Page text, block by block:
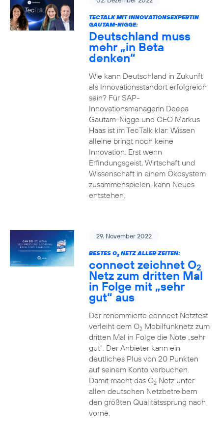
TECTALK MIT INNOVATIONSEXPERTIN
GAUTAM-NIGGE:
Deutschland muss
mehr „in Beta
denken“
Wie kann Deutschland in Zukunft
als Innovationsstandort erfolgreich
sein? Für SAP-
Innovationsmanagerin Deepa
Gautam-Nigge und CEO Markus
Haas ist im TecTalk klar: Wissen
alleine bringt noch keine
Innovation. Erst wenn
Erfindungsgeist, Wirtschaft und
Wissenschaft in einem Ökosystem
zusammenspielen, kann Neues
entstehen.
29. November 2022
BESTES O2NETZ ALLER ZEITEN:
connect zeichnet O2
Netz zum dritten Mal
in Folge mit „sehr
gut“ aus
Der renommierte connect Netztest
verleiht dem O2Mobilfunknetz zum
dritten Mal in Folge die Note „sehr
gut“. Der Anbieter kann ein
deutliches Plus von 20 Punkten
auf seinem Konto verbuchen.
Damit macht das O2Netz unter
allen deutschen Netzbetreibern
den größten Qualitätssprung nach
vorne.